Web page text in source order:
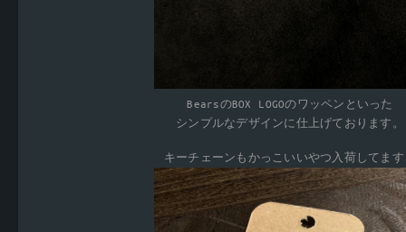
BearsのBOX LOGOのワッペンといった
シンプルなデザインに仕上げております。
キーチェーンもかっこいいやつ入荷してま